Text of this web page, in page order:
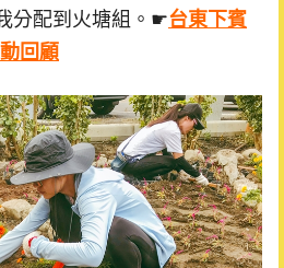
分配到火塘組。☛台東下賓
回顧